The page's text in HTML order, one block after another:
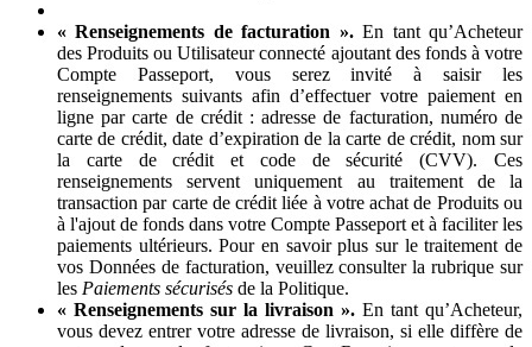
« Renseignements de facturation ». En tant qu’Acheteur
des Produits ou Utilisateur connecté ajoutant des fonds à votre
Compte Passeport, vous serez invité à saisir les
renseignements suivants afin d’effectuer votre paiement en
ligne par carte de crédit : adresse de facturation, numéro de
carte de crédit, date d’expiration de la carte de crédit, nom sur
la carte de crédit et code de sécurité (CVV). Ces
renseignements servent uniquement au traitement de la
transaction par carte de crédit liée à votre achat de Produits ou
à l'ajout de fonds dans votre Compte Passeport et à faciliter les
paiements ultérieurs. Pour en savoir plus sur le traitement de
vos Données de facturation, veuillez consulter la rubrique sur
les Paiements sécurisés de la Politique.
« Renseignements sur la livraison ». En tant qu’Acheteur,
vous devez entrer votre adresse de livraison, si elle diffère de